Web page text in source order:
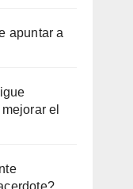
apuntar a
el